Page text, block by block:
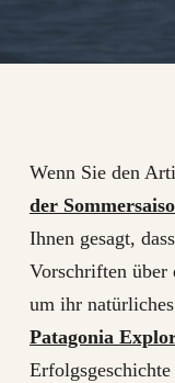
Wenn Sie den
der
Ihnen gesagt,
Vorschriften über
um ihr
Patagonia